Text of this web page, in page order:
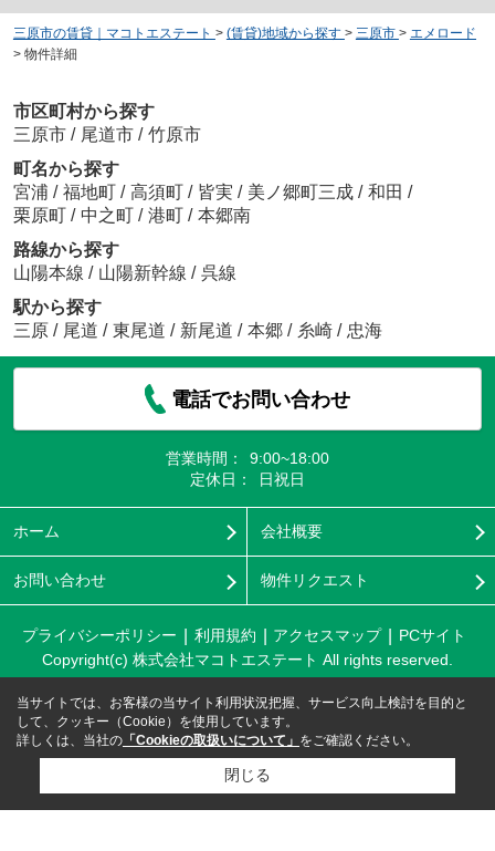
三原市の賃貸｜マコトエステート > (賃貸)地域から探す > 三原市 > エメロード
> 物件詳細
市区町村から探す
三原市 / 尾道市 / 竹原市
町名から探す
宮浦 / 福地町 / 高須町 / 皆実 / 美ノ郷町三成 / 和田 /
栗原町 / 中之町 / 港町 / 本郷南
路線から探す
山陽本線 / 山陽新幹線 / 呉線
駅から探す
三原 / 尾道 / 東尾道 / 新尾道 / 本郷 / 糸崎 / 忠海
電話でお問い合わせ
営業時間：
9:00~18:00
定休日：
日祝日
ホーム 会社概要
お問い合わせ 物件リクエスト
プライバシーポリシー 利用規約 アクセスマップ
PCサイト
Copyright(c) 株式会社マコトエステート All rights reserved.
当サイトでは、お客様の当サイト利用状況把握、サービス向上検討を目的と
して、クッキー（Cookie）を使用しています。
詳しくは、当社の 「Cookieの取扱いについて」 をご確認ください。
閉じる